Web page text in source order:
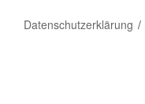
Datenschutzerklärung